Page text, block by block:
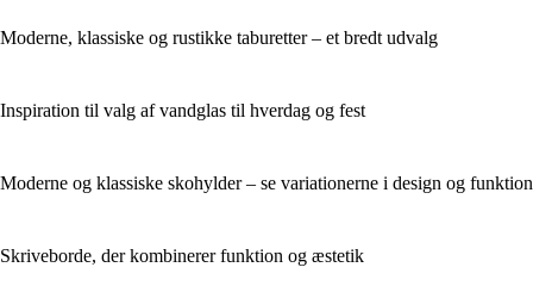
Moderne, klassiske og rustikke taburetter – et bredt udvalg
Inspiration til valg af vandglas til hverdag og fest
Moderne og klassiske skohylder – se variationerne i design og funktion
Skriveborde, der kombinerer funktion og æstetik